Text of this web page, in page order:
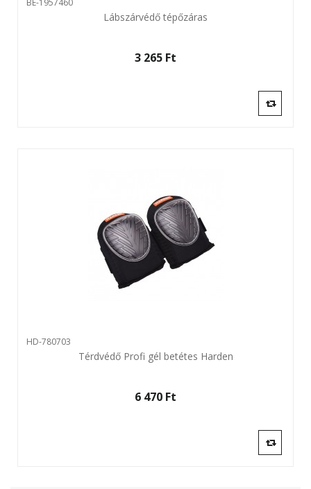
BE-1957460
Lábszárvédő tépőzáras
3 265 Ft‎
HD-780703
Térdvédő Profi gél betétes Harden
6 470 Ft‎